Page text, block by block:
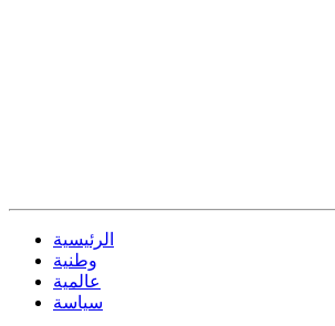
الرئيسية
وطنية
عالمية
سياسة